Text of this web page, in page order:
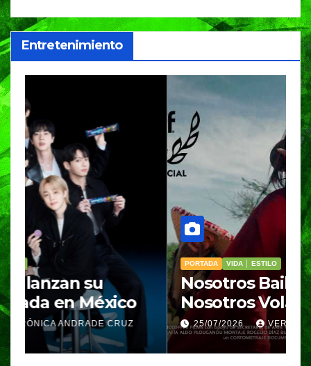
Entretenimiento
PORTADA
Nosotros Bailamos,
Nosotros Volamos llega al
GIFF
25/07/2026 VERÓNICA ANDRADE CRUZ